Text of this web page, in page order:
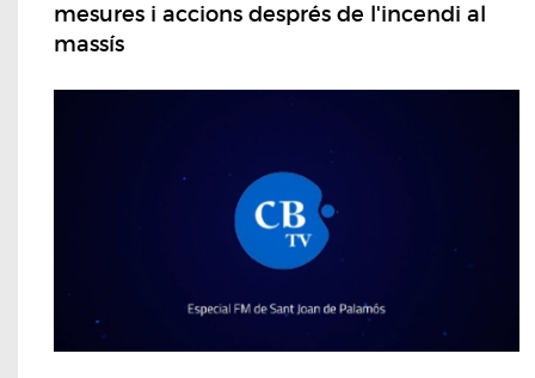
mesures i accions després de l'incendi al
massís